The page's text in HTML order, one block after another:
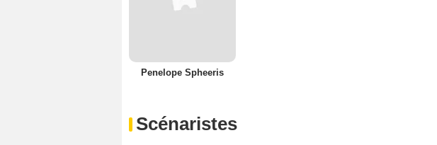
Penelope Spheeris
Scénaristes